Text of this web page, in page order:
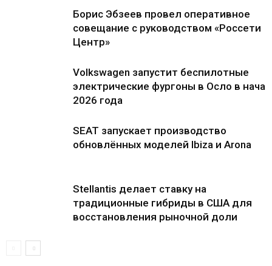
Борис Эбзеев провел оперативное
совещание с руководством «Россети
Центр»
Volkswagen запустит беспилотные
электрические фургоны в Осло в
2026 года
SEAT запускает производство
обновлённых моделей Ibiza и Arona
Stellantis делает ставку на
традиционные гибриды в США для
восстановления рыночной доли